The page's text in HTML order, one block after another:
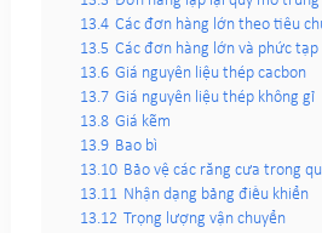
13.4 Các đơn hàng lớn theo tiêu
13.5 Các đơn hàng lớn và phức tạp
13.6 Giá nguyên liệu thép cacbon
13.7 Giá nguyên liệu thép không gỉ
13.8 Giá kẽm
13.9 Bao bì
13.10 Bảo vệ các răng cưa trong
13.11 Nhận dạng bảng điều khiển
13.12 Trọng lượng vận chuyển